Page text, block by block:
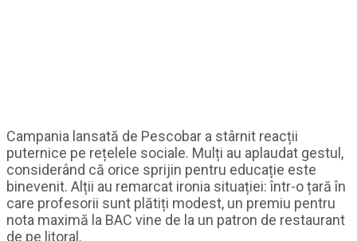
Campania lansată de Pescobar a stârnit reacții
puternice pe rețelele sociale. Mulți au aplaudat gestul,
considerând că orice sprijin pentru educație este
binevenit. Alții au remarcat ironia situației: într-o țară în
care profesorii sunt plătiți modest, un premiu pentru
nota maximă la BAC vine de la un patron de restaurant
de pe litoral.